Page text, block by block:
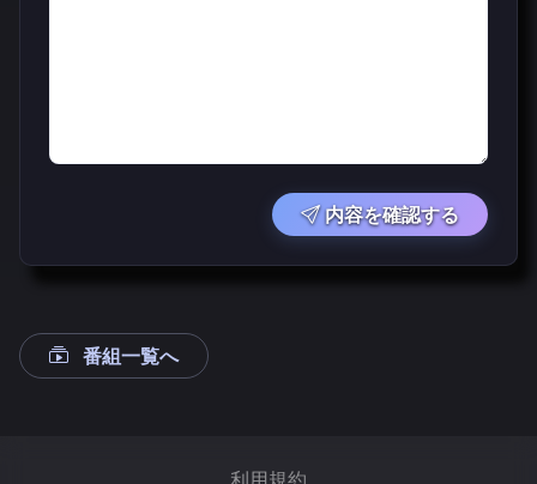
内容を確認する
番組一覧へ